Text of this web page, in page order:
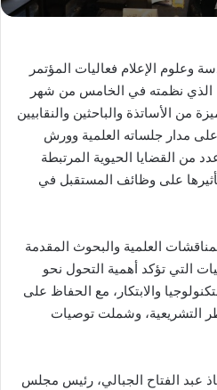
وعلوم الإعلام فعاليات المؤتمر
الذي نظمته في الخامس من شهر
متميزة من الأساتذة والباحثين والنقابيين
مدار جلساته العلمية وورش
من القضايا الحيوية المرتبطة
على وظائف المستقبل في
العلمية والبحوث المقدمة
التي تؤكد أهمية التحول نحو
والابتكار، مع الحفاظ على
التشريعية، وشملت توصيات
عبد الفتاح الجبالي، رئيس مجلس